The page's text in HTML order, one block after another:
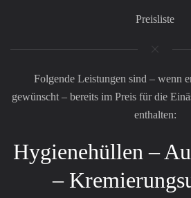
Preisliste
Folgende Leistungen sind – wenn
gewünscht – bereits im Preis für die
enthalten:
Hygienehüllen –
–